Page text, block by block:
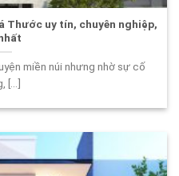
Thước uy tín, chuyên nghiệp,
miền núi nhưng nhờ sự cố
[...]